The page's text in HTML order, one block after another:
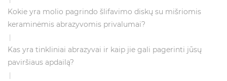
Kokie yra molio pagrindo šlifavimo diskų su mišriomis
keraminėmis abrazyvomis privalumai?
Kas yra tinkliniai abrazyvai ir kaip jie gali pagerinti jūsų
paviršiaus apdailą?